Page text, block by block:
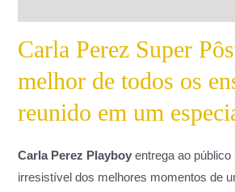
Carla Perez Super
melhor de todos os
reunido em um
Carla Perez Playboyentrega ao
irresistível dos melhores momentos de